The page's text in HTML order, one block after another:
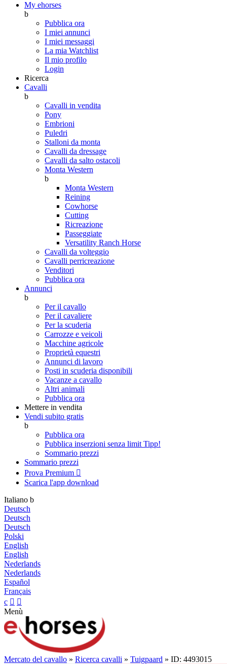
My ehorses
b
Pubblica ora
I miei annunci
I miei messaggi
La mia Watchlist
Il mio profilo
Login
Ricerca
Cavalli
b
Cavalli in vendita
Pony
Embrioni
Puledri
Stalloni da monta
Cavalli da dressage
Cavalli da salto ostacoli
Monta Western
b
Monta Western
Reining
Cowhorse
Cutting
Ricreazione
Passeggiate
Versatility Ranch Horse
Cavalli da volteggio
Cavalli perricreazione
Venditori
Pubblica ora
Annunci
b
Per il cavallo
Per il cavaliere
Per la scuderia
Carrozze e veicoli
Macchine agricole
Proprietà equestri
Annunci di lavoro
Posti in scuderia disponibili
Vacanze a cavallo
Altri animali
Pubblica ora
Mettere in vendita
Vendi subito gratis
b
Pubblica ora
Pubblica inserzioni senza limit Tipp!
Sommario prezzi
Sommario prezzi
Prova Premium 
Scarica l'app download
Italiano b
Deutsch
Deutsch
Deutsch
Polski
English
English
Nederlands
Nederlands
Español
Français
c  
Menù
Mercato del cavallo » Ricerca cavalli » Tuigpaard » ID: 4493015